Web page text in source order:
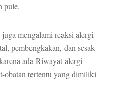
pule.
mengalami reaksi alergi
pembengkakan, dan sesak
ada Riwayat alergi
obatan tertentu yang dimiliki